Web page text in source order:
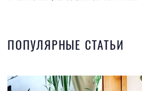
ПОПУЛЯРНЫЕ СТАТЬИ